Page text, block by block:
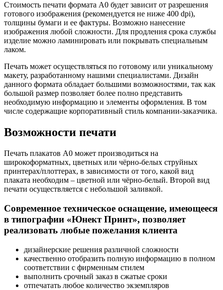
Стоимость печати формата А0 будет зависит от разрешения
готового изображения (рекомендуется не ниже 400 dpi),
толщины бумаги и ее фактуры. Возможно нанесение
изображения любой сложности. Для продления срока службы
изделие можно ламинировать или покрывать специальным
лаком.
Печать может осуществляться по готовому или уникальному
макету, разработанному нашими специалистами. Дизайн
данного формата обладает большими возможностями, так как
большой размер позволяет более полно представить
необходимую информацию и элементы оформления. В том
числе содержащие корпоративный стиль компании-заказчика.
Возможности печати
Печать плакатов А0 может производиться на
широкоформатных, цветных или чёрно-белых струйных
принтерах/плоттерах, в зависимости от того, какой вид
плаката необходим – цветной или чёрно-белый. Второй вид
печати осуществляется с небольшой заливкой.
Современное техническое оснащение, имеющееся
в типографии «Юнект Принт», позволяет
реализовать любые пожелания клиента
дизайнерские решения различной сложности
качественно отобразить полную информацию в полном
соответствии с фирменным стилем
выполнить срочный заказ в сжатые сроки
отпечатать любое количество экземпляров